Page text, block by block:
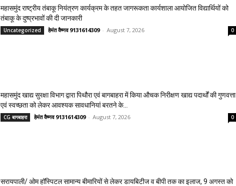
महासमुंद राष्ट्रीय तंबाकू नियंत्रण कार्यक्रम के तहत जागरूकता कार्यशाला आयोजित विद्यार्थियों को
तंबाकू के दुष्प्रभावों की दी जानकारी
Uncategorized हेमंत वैष्णव 9131614309 - August 7, 2026 0
महासमुंद खाद्य सुरक्षा विभाग द्वारा पिथौरा एवं बागबाहरा में किया औचक निरीक्षण खाद्य पदार्थों की गुणवत्ता
एवं स्वच्छता को लेकर आवश्यक सावधानियां बरतने के...
CG बागबाहरा हेमंत वैष्णव 9131614309 - August 7, 2026 0
सरायपाली/ ओम हॉस्पिटल सामान्य बीमारियों से लेकर डायबिटीज व बीपी तक का इलाज, 9 अगस्त को